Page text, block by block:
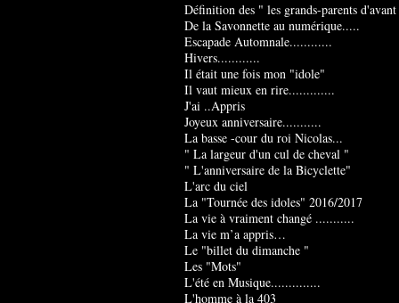
Définition des " les grands-parents
De la Savonnette au numérique.....
Escapade Automnale............
Hivers............
Il était une fois mon "idole"
Il vaut mieux en rire.............
J'ai ..Appris
Joyeux anniversaire...........
La basse -cour du roi Nicolas...
" La largeur d'un cul de cheval "
" L'anniversaire de la Bicyclette"
L'arc du ciel
La "Tournée des idoles" 2016/2017
La vie à vraiment changé ...........
La vie m’a appris…
Le "billet du dimanche "
Les "Mots"
L'été en Musique..............
L'homme à la 403